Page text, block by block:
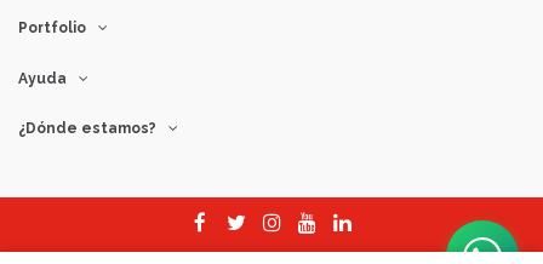
Portfolio
Ayuda
¿Dónde estamos?